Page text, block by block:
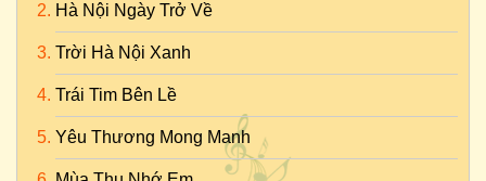
Hà Nội Ngày Trở Về
Trời Hà Nội Xanh
Trái Tim Bên Lề
Yêu Thương Mong Manh